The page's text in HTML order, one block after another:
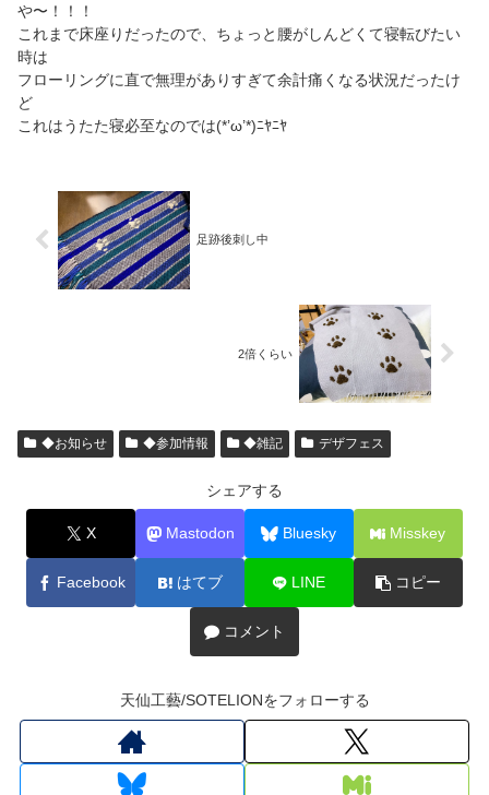
や〜！！！
これまで床座りだったので、ちょっと腰がしんどくて寝転びたい
時は
フローリングに直で無理がありすぎて余計痛くなる状況だったけ
ど
これはうたた寝必至なのでは(*’ω’*)ﾆﾔﾆﾔ
足跡後刺し中
2倍くらい
◆お知らせ ◆参加情報 ◆雑記 デザフェス
シェアする
X Mastodon Bluesky Misskey
Facebook はてブ LINE コピー
コメント
天仙工藝/SOTELIONをフォローする